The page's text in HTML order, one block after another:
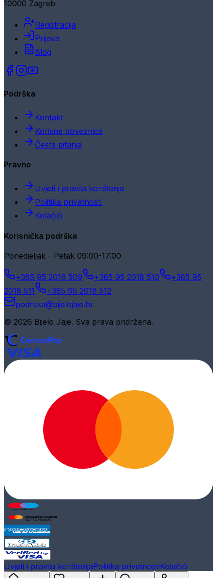
10000 Zagreb
Registracija
Prijava
Blog
Podrška
Kontakt
Korisne poveznice
Česta pitanja
Pravno
Uvjeti i pravila korištenja
Politika privatnosti
Kolačići
Korisnička podrška
Ponedjeljak - Petak 09:00-17:00
+385 95 2018 509 +385 95 2018 510
+385 95
2018 511
+385 95 2018 512
podrska@bijelojaje.hr
© 2026 Bijelo Jaje. Sva prava pridržana.
Uvjeti i pravila korištenjaPolitika privatnostiKolačići